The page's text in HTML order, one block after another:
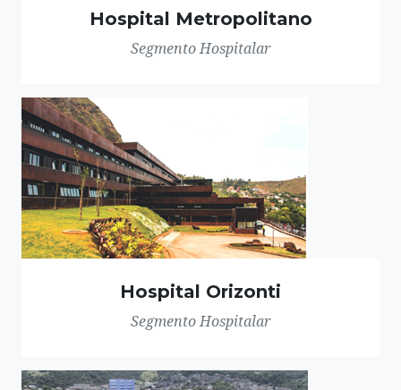
Hospital Metropolitano
Segmento Hospitalar
Hospital Orizonti
Segmento Hospitalar